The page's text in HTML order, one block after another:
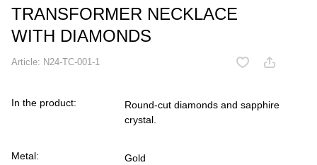
TRANSFORMER NECKLACE
WITH DIAMONDS
Article: N24-TC-001-1
In the product:
Round-cut diamonds and sapphire
crystal.
Metal: Gold